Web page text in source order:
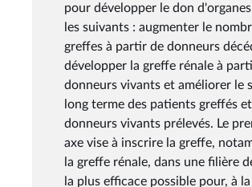
pour développer le don
les suivants : augmenter le
greffes à partir de donneurs
développer la greffe rénale à
donneurs vivants et améliorer le
long terme des patients greffés
donneurs vivants prélevés. Le
axe vise à inscrire la greffe,
la greffe rénale, dans une filière
la plus efficace possible pour, à